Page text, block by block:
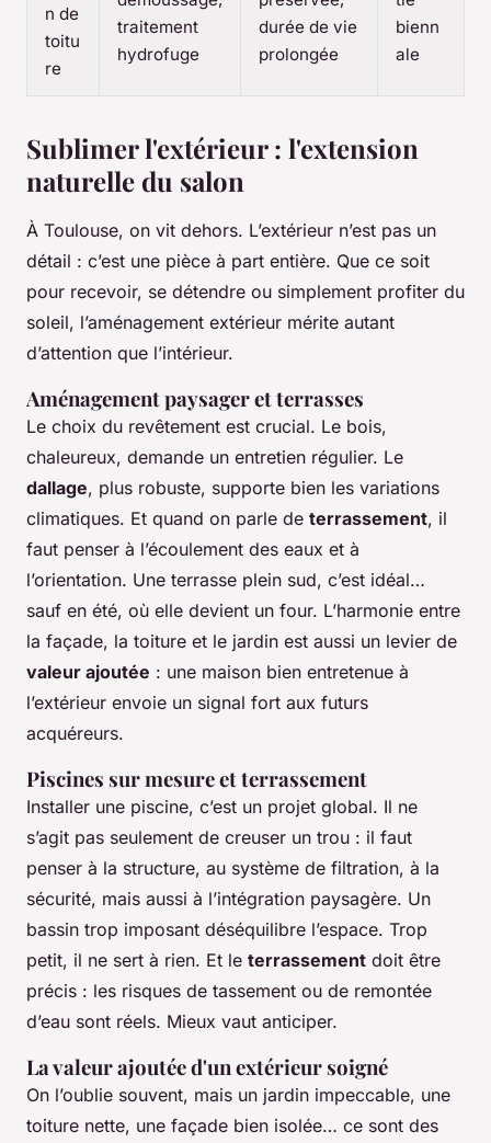
n de
toitu
re
traitement
hydrofuge
durée de vie
prolongée
bienn
ale
Sublimer l'extérieur : l'extension
naturelle du salon
À Toulouse, on vit dehors. L’extérieur n’est pas un
détail : c’est une pièce à part entière. Que ce soit
pour recevoir, se détendre ou simplement profiter du
soleil, l’aménagement extérieur mérite autant
d’attention que l’intérieur.
Aménagement paysager et terrasses
Le choix du revêtement est crucial. Le bois,
chaleureux, demande un entretien régulier. Le
dallage, plus robuste, supporte bien les variations
climatiques. Et quand on parle de terrassement, il
faut penser à l’écoulement des eaux et à
l’orientation. Une terrasse plein sud, c’est idéal…
sauf en été, où elle devient un four. L’harmonie entre
la façade, la toiture et le jardin est aussi un levier de
valeur ajoutée : une maison bien entretenue à
l’extérieur envoie un signal fort aux futurs
acquéreurs.
Piscines sur mesure et terrassement
Installer une piscine, c’est un projet global. Il ne
s’agit pas seulement de creuser un trou : il faut
penser à la structure, au système de filtration, à la
sécurité, mais aussi à l’intégration paysagère. Un
bassin trop imposant déséquilibre l’espace. Trop
petit, il ne sert à rien. Et le terrassement doit être
précis : les risques de tassement ou de remontée
d’eau sont réels. Mieux vaut anticiper.
La valeur ajoutée d'un extérieur soigné
On l’oublie souvent, mais un jardin impeccable, une
toiture nette, une façade bien isolée… ce sont des